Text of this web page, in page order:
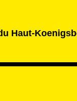
Haut-